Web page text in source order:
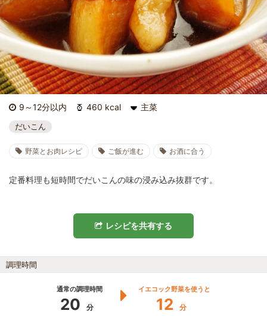
9～12分以内 460 kcal 主菜
だいこん
野菜とお肉レシピ ご飯が進む お酒に合う
定番料理も短時間でだいこんの味の浸み込み抜群です。
レシピを共有する
調理時間
通常の調理時間
20 分
イエコック野菜を使うと
12 分